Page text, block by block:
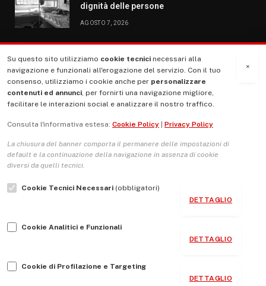
dignità delle persone
AGOSTO 7, 2026
MENU
La Nostra Storia
Le Copertine
L’Associazione
Indirizzo Socio Politico Culturale
Guida per le autrici e gli autori
×
Su questo sito utilizziamo cookie tecnici necessari alla
navigazione e funzionali all'erogazione del servizio. Con il tuo
consenso, utilizziamo i cookie anche per personalizzare
contenuti ed annunci, per fornirti una navigazione migliore,
facilitare le interazioni social e analizzare il nostro traffico.
Consulta l'informativa estesa: Cookie Policy Privacy Policy
La chiusura del banner comporta il permanere delle impostazioni di
default e la continuazione della navigazione in assenza di cookie
diversi da quelli tecnici.
Cookie Tecnici Necessari (obbligatori)
DETTAGLIO
Cookie Analitici e Funzionali
DETTAGLIO
Cookie di Profilazione e Targeting
DETTAGLIO